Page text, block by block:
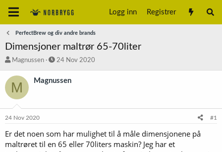
Logg inn Registrer
PerfectBrew og div andre brands
Dimensjoner maltrør 65-70liter
T
å
d
t
r
Magnussen
S
a
o
24 Nov 2020
M Magnussen
24 Nov 2020 #1
Er det noen som har mulighet til å måle dimensjonene på
maltrøret til en 65 eller 70liters maskin? Jeg har et